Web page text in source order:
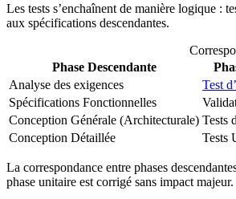
Les tests s’enchaînent de manière logique :
aux spécifications descendantes.
Phase Descendante
Analyse des exigences
Test
Spécifications Fonctionnelles
Conception Générale (Architecturale) Tests
Conception Détaillée
Tests
La correspondance entre phases
phase unitaire est corrigé sans impact